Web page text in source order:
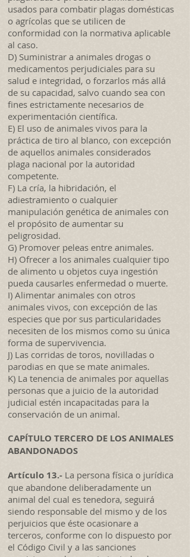
usados para combatir plagas domésticas
o agrícolas que se utilicen de
conformidad con la normativa aplicable
al caso.
D) Suministrar a animales drogas o
medicamentos perjudiciales para su
salud e integridad, o forzarlos más allá
de su capacidad, salvo cuando sea con
fines estrictamente necesarios de
experimentación científica.
E) El uso de animales vivos para la
práctica de tiro al blanco, con excepción
de aquellos animales considerados
plaga nacional por la autoridad
competente.
F) La cría, la hibridación, el
adiestramiento o cualquier
manipulación genética de animales con
el propósito de aumentar su
peligrosidad.
G) Promover peleas entre animales.
H) Ofrecer a los animales cualquier tipo
de alimento u objetos cuya ingestión
pueda causarles enfermedad o muerte.
I) Alimentar animales con otros
animales vivos, con excepción de las
especies que por sus particularidades
necesiten de los mismos como su única
forma de supervivencia.
J) Las corridas de toros, novilladas o
parodias en que se mate animales.
K) La tenencia de animales por aquellas
personas que a juicio de la autoridad
judicial estén incapacitadas para la
conservación de un animal.
CAPÍTULO TERCERO DE LOS ANIMALES
ABANDONADOS
Artículo 13.- La persona física o jurídica
que abandone deliberadamente un
animal del cual es tenedora, seguirá
siendo responsable del mismo y de los
perjuicios que éste ocasionare a
terceros, conforme con lo dispuesto por
el Código Civil y a las sanciones